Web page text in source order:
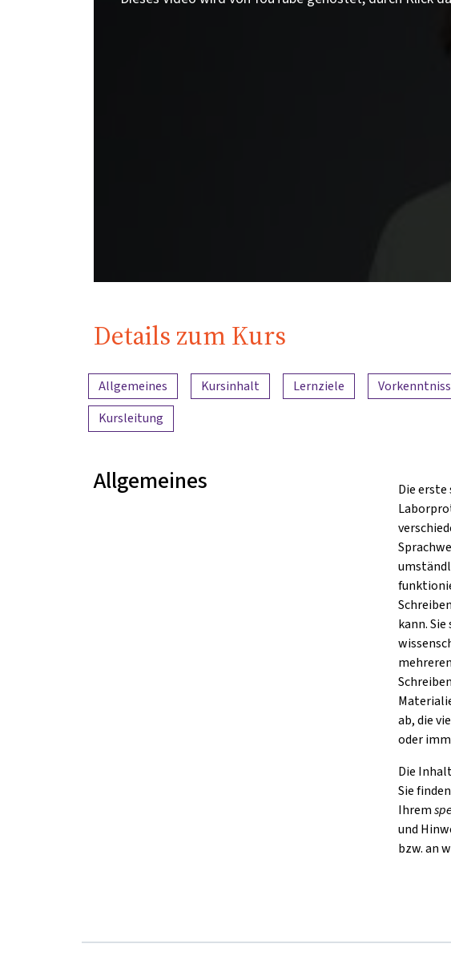
Details zum Kurs
Inhaltsübersicht
Allgemeines Kursinhalt Lernziele
Kursleitung
Allgemeines
Die
kann.
ab, die
oder
Die
Sie
Ihrem
und
bzw. an